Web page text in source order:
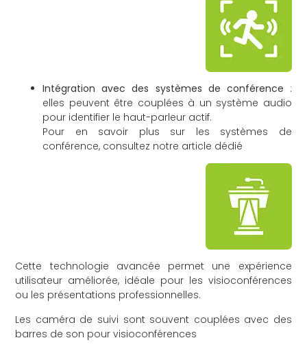
Intégration avec des systèmes de conférence :
elles peuvent être couplées à un système audio
pour identifier le haut-parleur actif.
Pour en savoir plus sur les systèmes de
conférence, consultez notre article dédié
Cette technologie avancée permet une expérience
utilisateur améliorée, idéale pour les visioconférences
ou les présentations professionnelles.
Les caméra de suivi sont souvent couplées avec des
barres de son pour visioconférences